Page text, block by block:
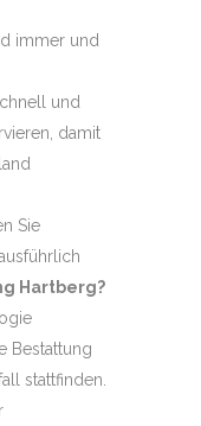
immer und
und
damit
Sie
Hartberg?
Bestattung
stattfinden.